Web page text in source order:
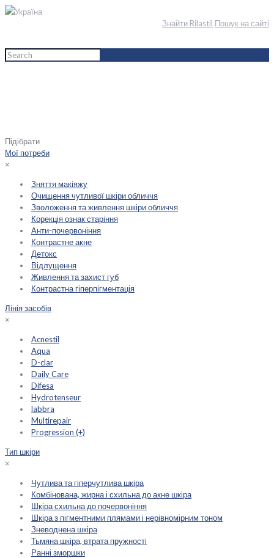
Україна
Знайти Rilastil Пошук на сайті
Підібрати
Мої потреби
×
Зняття макіяжу
Очищення чутливої шкіри обличчя
Зволоження та живлення шкіри обличчя
Корекція ознак старіння
Анти-почервоніння
Контрастне акне
Детокс
Відлущення
Живлення та захист губ
Контрастна гіперпігментація
Лінія засобів
×
Acnestil
Aqua
D-clar
Daily Care
Difesa
Hydrotenseur
labbra
Multirepair
Progression (+)
Тип шкіри
×
Чутлива та гіперчутлива шкіра
Комбінована, жирна і схильна до акне шкіра
Шкіра схильна до почервоніння
Шкіра з пігментними плямами і нерівномірним тоном
Зневоднена шкіра
Тьмяна шкіра, втрата пружності
Ранні зморшки